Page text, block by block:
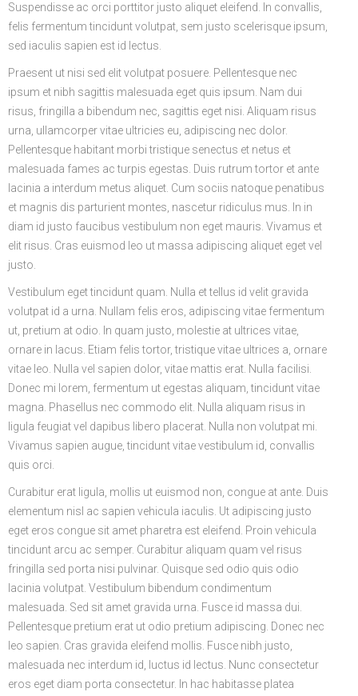
Suspendisse ac orci porttitor justo aliquet eleifend. In convallis,
felis fermentum tincidunt volutpat, sem justo scelerisque ipsum,
sed iaculis sapien est id lectus.
Praesent ut nisi sed elit volutpat posuere. Pellentesque nec
ipsum et nibh sagittis malesuada eget quis ipsum. Nam dui
risus, fringilla a bibendum nec, sagittis eget nisi. Aliquam risus
urna, ullamcorper vitae ultricies eu, adipiscing nec dolor.
Pellentesque habitant morbi tristique senectus et netus et
malesuada fames ac turpis egestas. Duis rutrum tortor et ante
lacinia a interdum metus aliquet. Cum sociis natoque penatibus
et magnis dis parturient montes, nascetur ridiculus mus. In in
diam id justo faucibus vestibulum non eget mauris. Vivamus et
elit risus. Cras euismod leo ut massa adipiscing aliquet eget vel
justo.
Vestibulum eget tincidunt quam. Nulla et tellus id velit gravida
volutpat id a urna. Nullam felis eros, adipiscing vitae fermentum
ut, pretium at odio. In quam justo, molestie at ultrices vitae,
ornare in lacus. Etiam felis tortor, tristique vitae ultrices a, ornare
vitae leo. Nulla vel sapien dolor, vitae mattis erat. Nulla facilisi.
Donec mi lorem, fermentum ut egestas aliquam, tincidunt vitae
magna. Phasellus nec commodo elit. Nulla aliquam risus in
ligula feugiat vel dapibus libero placerat. Nulla non volutpat mi.
Vivamus sapien augue, tincidunt vitae vestibulum id, convallis
quis orci.
Curabitur erat ligula, mollis ut euismod non, congue at ante. Duis
elementum nisl ac sapien vehicula iaculis. Ut adipiscing justo
eget eros congue sit amet pharetra est eleifend. Proin vehicula
tincidunt arcu ac semper. Curabitur aliquam quam vel risus
fringilla sed porta nisi pulvinar. Quisque sed odio quis odio
lacinia volutpat. Vestibulum bibendum condimentum
malesuada. Sed sit amet gravida urna. Fusce id massa dui.
Pellentesque pretium erat ut odio pretium adipiscing. Donec nec
leo sapien. Cras gravida eleifend mollis. Fusce nibh justo,
malesuada nec interdum id, luctus id lectus. Nunc consectetur
eros eget diam porta consectetur. In hac habitasse platea